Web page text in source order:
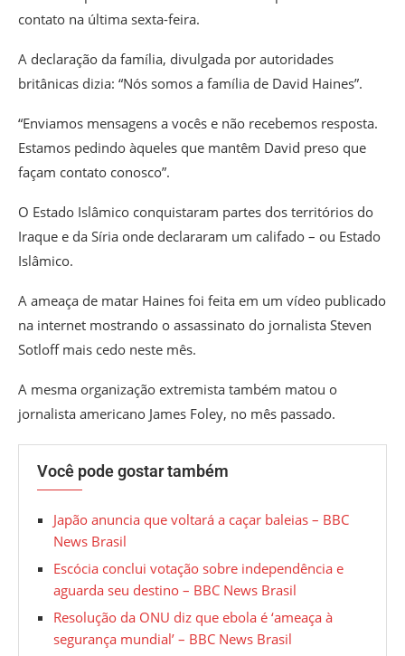
contato na última sexta-feira.
A declaração da família, divulgada por autoridades
britânicas dizia: “Nós somos a família de David Haines”.
“Enviamos mensagens a vocês e não recebemos resposta.
Estamos pedindo àqueles que mantêm David preso que
façam contato conosco”.
O Estado Islâmico conquistaram partes dos territórios do
Iraque e da Síria onde declararam um califado – ou Estado
Islâmico.
A ameaça de matar Haines foi feita em um vídeo publicado
na internet mostrando o assassinato do jornalista Steven
Sotloff mais cedo neste mês.
A mesma organização extremista também matou o
jornalista americano James Foley, no mês passado.
Você pode gostar também
Japão anuncia que voltará a caçar baleias – BBC
News Brasil
Escócia conclui votação sobre independência e
aguarda seu destino – BBC News Brasil
Resolução da ONU diz que ebola é ‘ameaça à
segurança mundial’ – BBC News Brasil